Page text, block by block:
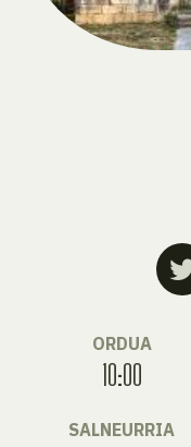
ORDUA
10:00
SALNEURRIA